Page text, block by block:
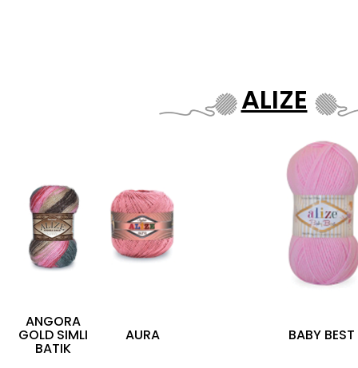
ALIZE
ANGORA
GOLD SIMLI
BATIK
AURA BABY BEST